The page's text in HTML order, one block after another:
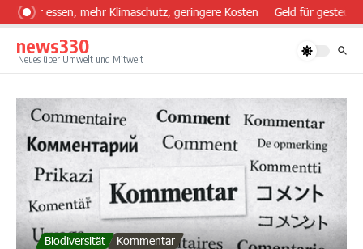
Zum Inhalt springen
essen, mehr Klimaschutz, geringere Kosten Geld für
news330
Neues über Umwelt und Mitwelt
Biodiversität Kommentar